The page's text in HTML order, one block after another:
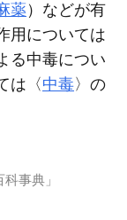
薬）などが有
用については
る中毒につい
は〈 中毒〉の
事典」